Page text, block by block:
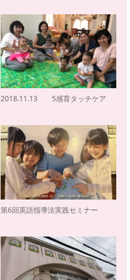
2018.11.13 5感育タッチケア
第6回英語指導法実践セミナー